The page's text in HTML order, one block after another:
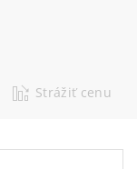
Strážiť cenu